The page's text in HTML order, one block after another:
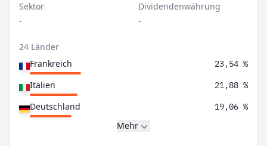
Sektor
-
Dividendenwährung
-
24 Länder
Frankreich
23,54 %
Italien 21,88 %
Deutschland 19,06 %
Mehr